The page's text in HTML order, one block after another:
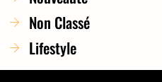
Non Classé
Lifestyle